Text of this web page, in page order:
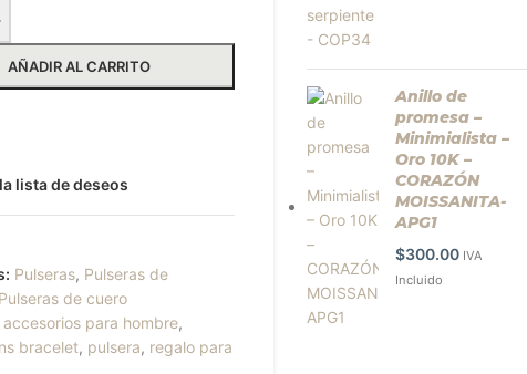
AÑADIR AL CARRITO
lista de deseos
Pulseras, Pulseras de
Pulseras de cuero
accesorios para hombre,
bracelet, pulsera, regalo para
Anillo de
promesa –
Minimialista –
Oro 10K –
CORAZÓN
MOISSANITA-
APG1
$300.00 IVA
Incluido